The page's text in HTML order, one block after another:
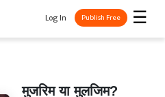
☰
Log In Publish Free
मुजरिम या मुलजिम?